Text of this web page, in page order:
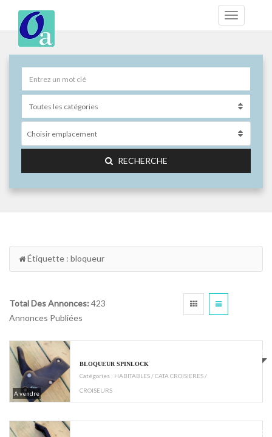
Choisir emplacement
RECHERCHE
Étiquette : bloqueur
Total Des Annonces: 423
Annonces Publiées
A vendre
€45
BLOQUEUR SPINLOCK
Catégories : HABITABLES / CATA CROISIERES /
CROISEURS
€60